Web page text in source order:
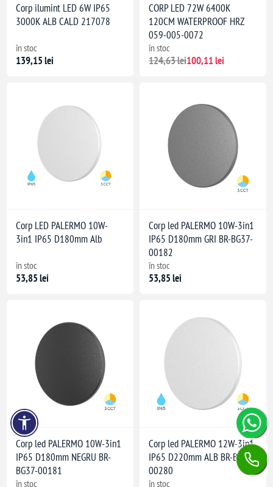
Corp ilumint LED 6W IP65
3000K ALB CALD 217078
în stoc
139,15 lei
CORP LED 72W 6400K
120CM WATERPROOF HRZ
059-005-0072
în stoc
124,63 lei100,11 lei
Corp LED PALERMO 10W-
3in1 IP65 D180mm Alb
în stoc
53,85 lei
Corp led PALERMO 10W-3in1
IP65 D180mm GRI BR-BG37-
00182
în stoc
53,85 lei
Corp led PALERMO 10W-3in1
IP65 D180mm NEGRU BR-
BG37-00181
în stoc
Corp led PALERMO 12W-3in1
IP65 D220mm ALB BR-BG37-
00280
în stoc